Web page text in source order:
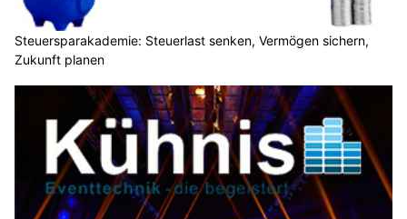
Steuersparakademie: Steuerlast senken, Vermögen sichern,
Zukunft planen